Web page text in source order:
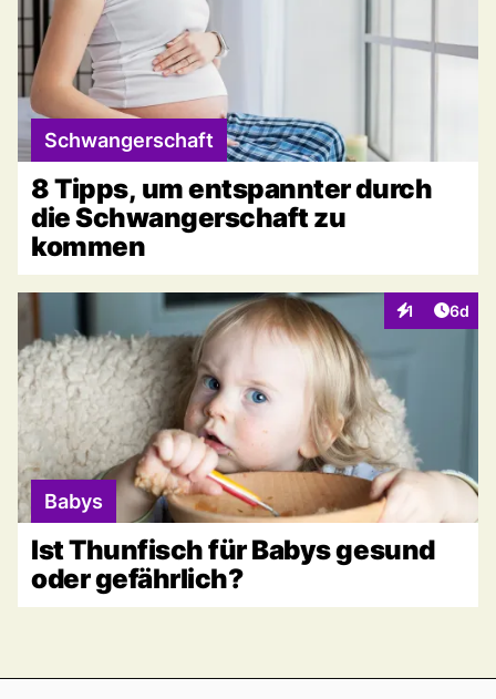
Schwangerschaft
8 Tipps, um entspannter durch
die Schwangerschaft zu
kommen
1
Interaktionen
6d
Babys
Ist Thunfisch für Babys gesund
oder gefährlich?